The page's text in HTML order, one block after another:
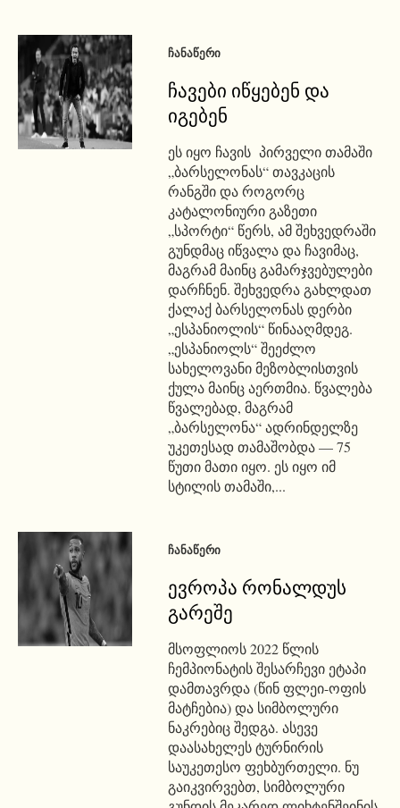
ᲩᲐᲜᲐᲬᲔᲠᲘ
ჩავები იწყებენ და
იგებენ
ეს იყო ჩავის პირველი თამაში
„ბარსელონას“ თავკაცის
რანგში და როგორც
კატალონიური გაზეთი
„სპორტი“ წერს, ამ შეხვედრაში
გუნდმაც იწვალა და ჩავიმაც,
მაგრამ მაინც გამარჯვებულები
დარჩნენ. შეხვედრა გახლდათ
ქალაქ ბარსელონას დერბი
„ესპანიოლის“ წინააღმდეგ.
„ესპანიოლს“ შეეძლო
სახელოვანი მეზობლისთვის
ქულა მაინც აერთმია. წვალება
წვალებად, მაგრამ
„ბარსელონა“ ადრინდელზე
უკეთესად თამაშობდა — 75
წუთი მათი იყო. ეს იყო იმ
სტილის თამაში,...
ᲩᲐᲜᲐᲬᲔᲠᲘ
ევროპა რონალდუს
გარეშე
მსოფლიოს 2022 წლის
ჩემპიონატის შესარჩევი ეტაპი
დამთავრდა (წინ ფლეი-ოფის
მატჩებია) და სიმბოლური
ნაკრებიც შედგა. ასევე
დაასახელეს ტურნირის
საუკეთესო ფეხბურთელი. ნუ
გაიკვირვებთ, სიმბოლური